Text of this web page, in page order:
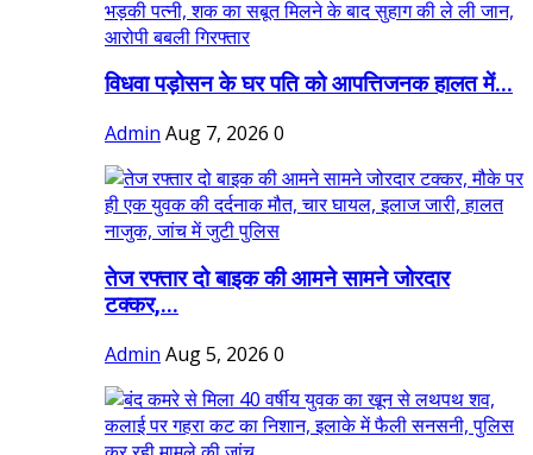
विधवा पड़ोसन के घर पति को आपत्तिजनक हालत में...
Admin Aug 7, 2026 0
तेज रफ्तार दो बाइक की आमने सामने जोरदार
टक्कर,...
Admin Aug 5, 2026 0